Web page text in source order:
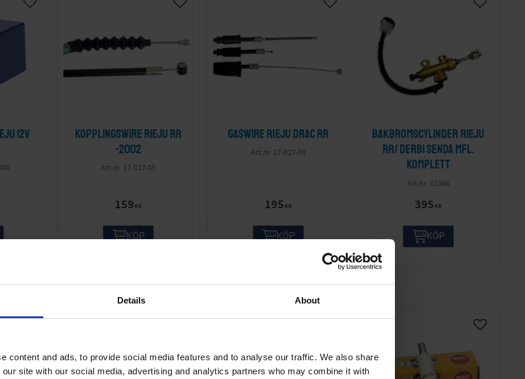
Details About
content and ads, to provide social media features and to analyse our traffic. We also share
site with our social media, advertising and analytics partners who may combine it with
12V Kopplingswire Rieju RR
-2002
17-027-05
159 KR
KÖP
Gaswire Rieju Drac RR
17-027-08
195 KR
KÖP
Bakbromscylinder Rieju
RR/ Derbi Senda mfl.
Komplett
31064
395 KR
KÖP